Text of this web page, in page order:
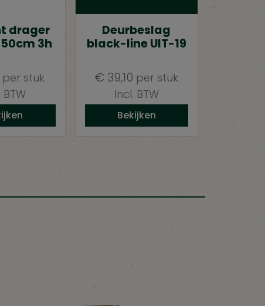
drager
3h
per stuk
BTW
Deurbeslag
black-line UIT-19
€ 39,10 per stuk
Incl. BTW
Bekijken